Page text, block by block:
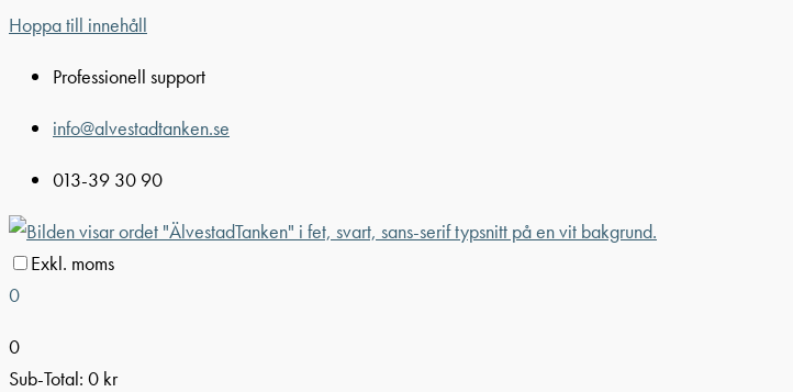
Hoppa till innehåll
Professionell support
info@alvestadtanken.se
013-39 30 90
Exkl. moms
0
0
Sub-Total: 0 kr